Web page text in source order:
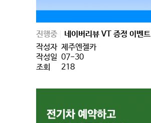
진행중
네이버리뷰 VT 증정 이벤트
작성자 제주엔젤카
작성일 07-30
조회
218